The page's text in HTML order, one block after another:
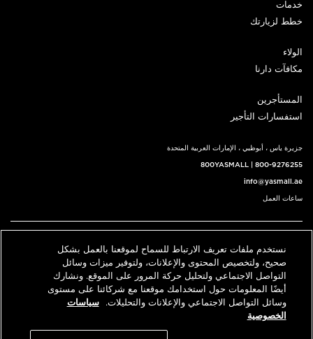
خدمات
خطط لزيارتك
الولاء
مكافآت دارنا
المستأجرين
استفسارات التأجير
جزيرة ياس ، أبوظبي ، الإمارات العربية المتحدة
800YASMALL 800-9276255
info@yasmall.ae
ساعات العمل
English حدد موقعنا اتصل بنا
© 2026 كل الحقوق محفوظة، ياس مول v3.1
نستخدم ملفات تعريف الارتباط للسماح لموقعنا بالعمل بشكل
صحيح، ولتخصيص المحتوى والإعلانات، ولتوفير ميزات وسائل
التواصل الاجتماعي ولتحليل حركة المرور على الموقع. ونشارك
أيضًا المعلومات حول استخدامك موقعنا مع شركائنا على مستوى
وسائل التواصل الاجتماعي والإعلانات والتحليلات.
سياسات
الخصوصية